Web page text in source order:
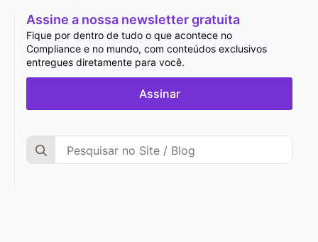
Assine a nossa newsletter gratuita
Fique por dentro de tudo o que acontece no
Compliance e no mundo, com conteúdos exclusivos
entregues diretamente para você.
Assinar
Search
for: